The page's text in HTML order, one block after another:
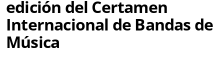
edición del Certamen
Internacional de Bandas de
Música